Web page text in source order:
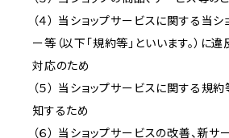
（４） 当ショップサービスに関する当シ
ー等（以下「規約等」といいます。）に
対応のため
（５） 当ショップサービスに関する規
知するため
（６） 当ショップサービスの改善、新